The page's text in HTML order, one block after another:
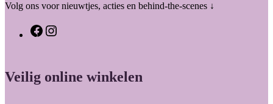
Volg ons voor nieuwtjes, acties en behind-the-scenes ↓
F
e
t
Veilig online winkelen